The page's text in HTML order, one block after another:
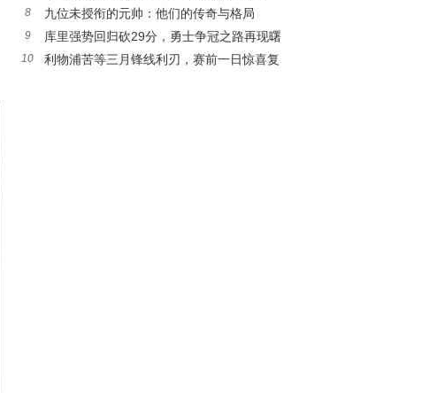
作，中方划出明确红线
8 九位未授衔的元帅：他们的传奇与格局
9
库里强势回归砍29分，勇士争冠之路再现曙
光
10
利物浦苦等三月锋线利刃，赛前一日惊喜复